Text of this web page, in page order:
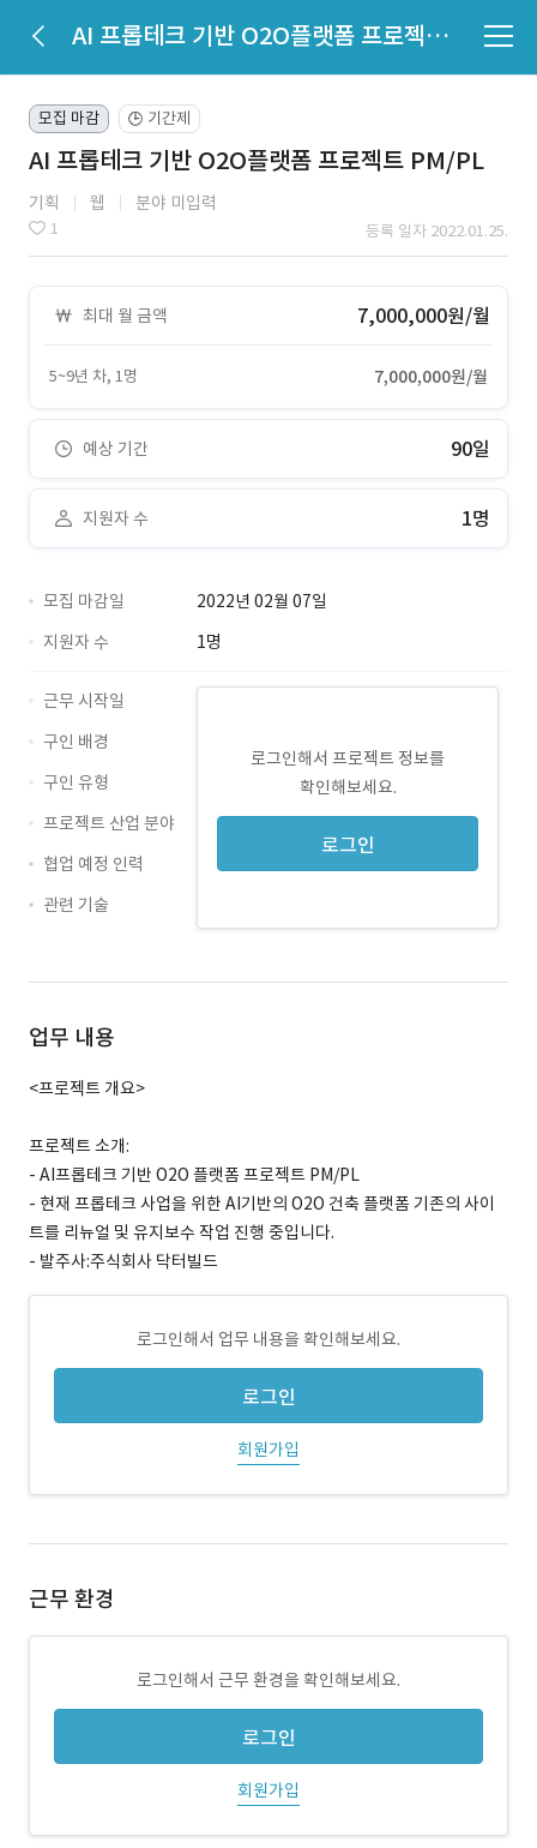
AI 프롭테크 기반 O2O플랫폼 프로젝트 PM/PL
모집 마감 🕒 기간제
AI 프롭테크 기반 O2O플랫폼 프로젝트 PM/PL
기획 웹 분야 미입력
1 등록 일자 2022.01.25.
최대 월 금액 7,000,000원/월
5~9년 차, 1명 7,000,000원/월
예상 기간 90일
지원자 수 1명
모집 마감일
2022년 02월 07일
지원자 수
1명
로그인해서 프로젝트 정보를
확인해보세요.
로그인
근무 시작일
구인 배경
구인 유형
프로젝트 산업 분야
협업 예정 인력
관련 기술
업무 내용
<프로젝트 개요>
프로젝트 소개:
- AI프롭테크 기반 O2O 플랫폼 프로젝트 PM/PL
- 현재 프롭테크 사업을 위한 AI기반의 O2O 건축 플랫폼 기존의 사이
트를 리뉴얼 및 유지보수 작업 진행 중입니다.
- 발주사:주식회사 닥터빌드
로그인해서 업무 내용을 확인해보세요.
로그인
회원가입
근무 환경
로그인해서 근무 환경을 확인해보세요.
로그인
회원가입